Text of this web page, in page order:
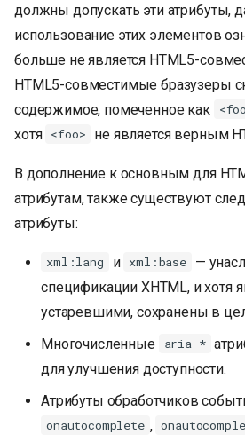
и
п
о
и
с
к
должны допускать эти атрибуты,
использование этих элементов
больше не является HTML5-
HTML5-совместимые бразузеры
содержимое, помеченное как
хотя <foo> не является верным
В дополнение к основным для
атрибутам, также существуют
атрибуты:
xml:lang и xml:base
—
спецификации XHTML, и хотя
устаревшими, сохранены в
Многочисленные
aria-*
для улучшения доступности.
Атрибуты обработчиков
onautocomplete ,